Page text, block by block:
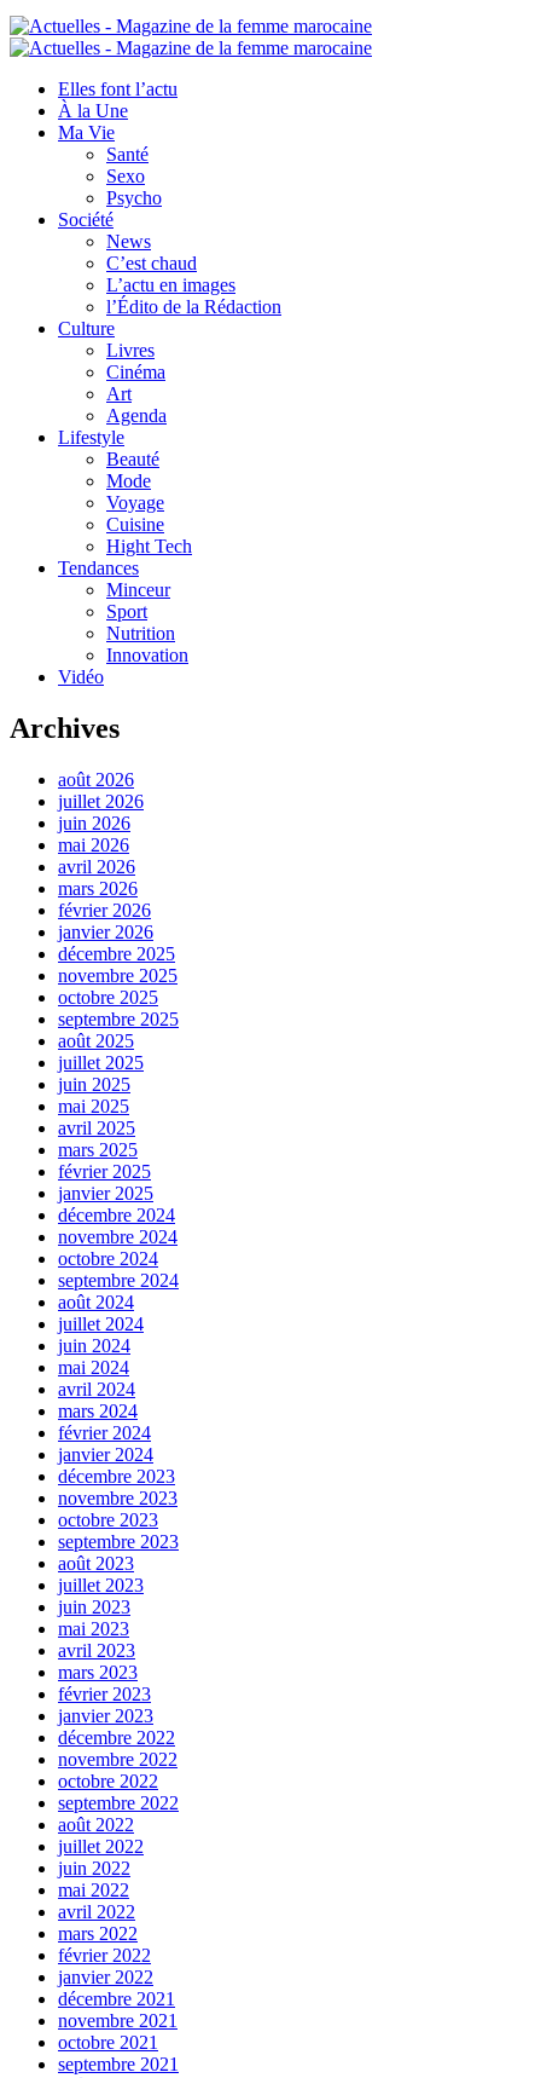
Elles font l’actu
À la Une
Ma Vie
Santé
Sexo
Psycho
Société
News
C’est chaud
L’actu en images
l’Édito de la Rédaction
Culture
Livres
Cinéma
Art
Agenda
Lifestyle
Beauté
Mode
Voyage
Cuisine
Hight Tech
Tendances
Minceur
Sport
Nutrition
Innovation
Vidéo
Archives
août 2026
juillet 2026
juin 2026
mai 2026
avril 2026
mars 2026
février 2026
janvier 2026
décembre 2025
novembre 2025
octobre 2025
septembre 2025
août 2025
juillet 2025
juin 2025
mai 2025
avril 2025
mars 2025
février 2025
janvier 2025
décembre 2024
novembre 2024
octobre 2024
septembre 2024
août 2024
juillet 2024
juin 2024
mai 2024
avril 2024
mars 2024
février 2024
janvier 2024
décembre 2023
novembre 2023
octobre 2023
septembre 2023
août 2023
juillet 2023
juin 2023
mai 2023
avril 2023
mars 2023
février 2023
janvier 2023
décembre 2022
novembre 2022
octobre 2022
septembre 2022
août 2022
juillet 2022
juin 2022
mai 2022
avril 2022
mars 2022
février 2022
janvier 2022
décembre 2021
novembre 2021
octobre 2021
septembre 2021